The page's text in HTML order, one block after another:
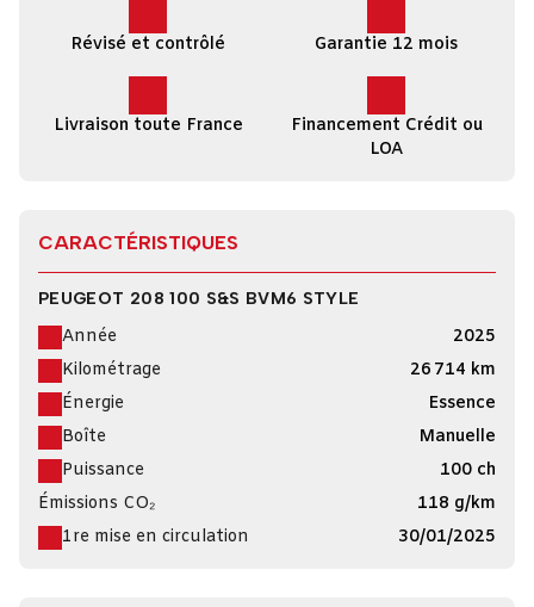
Révisé et contrôlé Garantie 12 mois
Livraison toute France
Financement Crédit ou
LOA
CARACTÉRISTIQUES
PEUGEOT 208 100 S&S BVM6 STYLE
Année
2025
Kilométrage
26 714 km
Énergie
Essence
Boîte
Manuelle
Puissance
100 ch
Émissions CO₂
118 g/km
1re mise en circulation
30/01/2025